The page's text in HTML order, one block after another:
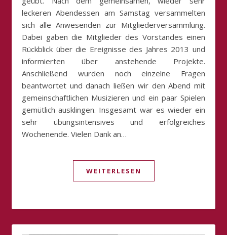
leckeren Abendessen am Samstag versammelten
sich alle Anwesenden zur Mitgliederversammlung.
Dabei gaben die Mitglieder des Vorstandes einen
Rückblick über die Ereignisse des Jahres 2013 und
informierten über anstehende Projekte.
Anschließend wurden noch einzelne Fragen
beantwortet und danach ließen wir den Abend mit
gemeinschaftlichen Musizieren und ein paar Spielen
gemütlich ausklingen. Insgesamt war es wieder ein
sehr übungsintensives und erfolgreiches
Wochenende. Vielen Dank an…
WEITERLESEN